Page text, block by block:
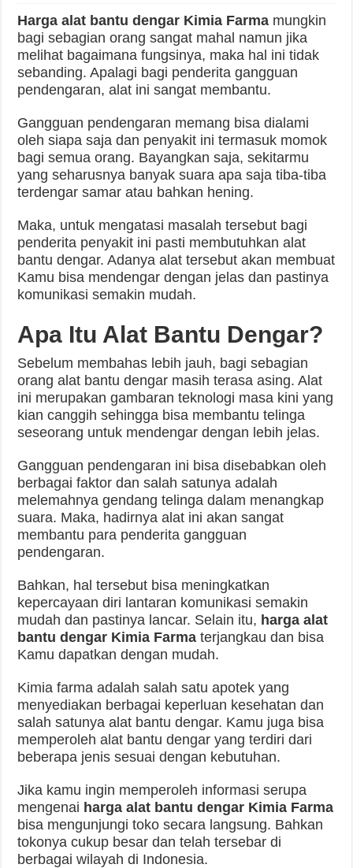
Harga alat bantu dengar Kimia Farma mungkin
bagi sebagian orang sangat mahal namun jika
melihat bagaimana fungsinya, maka hal ini tidak
sebanding. Apalagi bagi penderita gangguan
pendengaran, alat ini sangat membantu.
Gangguan pendengaran memang bisa dialami
oleh siapa saja dan penyakit ini termasuk momok
bagi semua orang. Bayangkan saja, sekitarmu
yang seharusnya banyak suara apa saja tiba-tiba
terdengar samar atau bahkan hening.
Maka, untuk mengatasi masalah tersebut bagi
penderita penyakit ini pasti membutuhkan alat
bantu dengar. Adanya alat tersebut akan membuat
Kamu bisa mendengar dengan jelas dan pastinya
komunikasi semakin mudah.
Apa Itu Alat Bantu Dengar?
Sebelum membahas lebih jauh, bagi sebagian
orang alat bantu dengar masih terasa asing. Alat
ini merupakan gambaran teknologi masa kini yang
kian canggih sehingga bisa membantu telinga
seseorang untuk mendengar dengan lebih jelas.
Gangguan pendengaran ini bisa disebabkan oleh
berbagai faktor dan salah satunya adalah
melemahnya gendang telinga dalam menangkap
suara. Maka, hadirnya alat ini akan sangat
membantu para penderita gangguan
pendengaran.
Bahkan, hal tersebut bisa meningkatkan
kepercayaan diri lantaran komunikasi semakin
mudah dan pastinya lancar. Selain itu, harga alat
bantu dengar Kimia Farmaterjangkau dan bisa
Kamu dapatkan dengan mudah.
Kimia farma adalah salah satu apotek yang
menyediakan berbagai keperluan kesehatan dan
salah satunya alat bantu dengar. Kamu juga bisa
memperoleh alat bantu dengar yang terdiri dari
beberapa jenis sesuai dengan kebutuhan.
Jika kamu ingin memperoleh informasi serupa
mengenai harga alat bantu dengar Kimia Farma
bisa mengunjungi toko secara langsung. Bahkan
tokonya cukup besar dan telah tersebar di
berbagai wilayah di Indonesia.